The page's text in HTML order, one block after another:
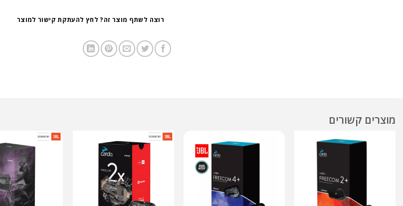
רוצה לשתף מוצר זה? לחץ להעתקת קישור למוצר
מוצרים קשורים